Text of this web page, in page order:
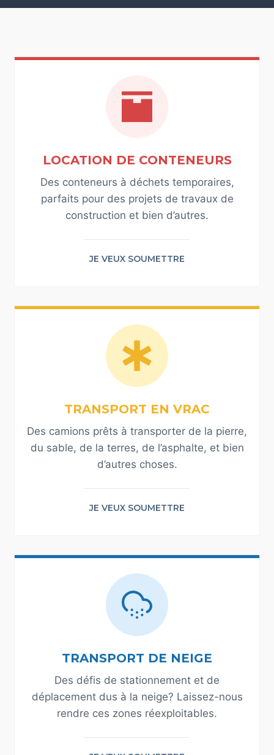
LOCATION DE CONTENEURS
Des conteneurs à déchets temporaires,
parfaits pour des projets de travaux de
construction et bien d’autres.
JE VEUX SOUMETTRE
TRANSPORT EN VRAC
Des camions prêts à transporter de la pierre,
du sable, de la terres, de l’asphalte, et bien
d’autres choses.
JE VEUX SOUMETTRE
TRANSPORT DE NEIGE
Des défis de stationnement et de
déplacement dus à la neige? Laissez-nous
rendre ces zones réexploitables.